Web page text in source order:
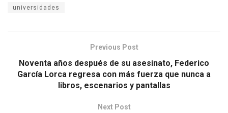
universidades
Previous Post
Noventa años después de su asesinato, Federico
García Lorca regresa con más fuerza que nunca a
libros, escenarios y pantallas
Next Post